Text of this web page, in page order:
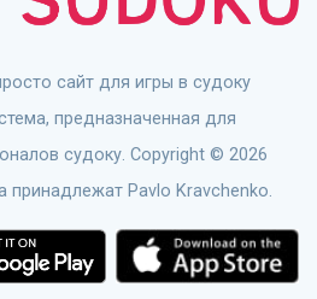
предназначенная для
судоку. Copyright © 2026
принадлежат Pavlo Kravchenko.